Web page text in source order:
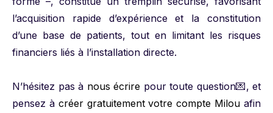
l’acquisition rapide d’expérience et la constitution
d’une base de patients, tout en limitant les risques
financiers liés à l’installation directe.
N’hésitez pas à nous écrire pour toute question💌, et
pensez à créer gratuitement votre compte Milou afin